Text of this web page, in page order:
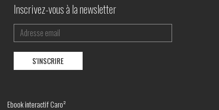
Inscrivez-vous à la newsletter
Ebook interactif Caro²